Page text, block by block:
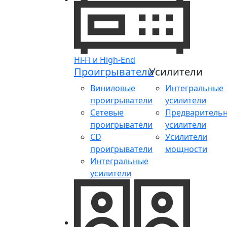
Hi-Fi и High-End
Проигрыватели
Виниловые
проигрыватели
Сетевые
проигрыватели
CD
проигрыватели
Интегральные
усилители
Усилители
Интегральные
усилители
усилители
Усилители
мощности